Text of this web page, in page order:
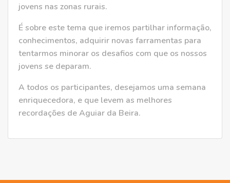
jovens nas zonas rurais.
É sobre este tema que iremos partilhar informação,
conhecimentos, adquirir novas farramentas para
tentarmos minorar os desafios com que os nossos
jovens se deparam.
A todos os participantes, desejamos uma semana
enriquecedora, e que levem as melhores
recordações de Aguiar da Beira.